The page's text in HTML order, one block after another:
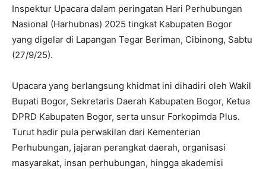
Inspektur Upacara dalam peringatan Hari Perhubungan
Nasional (Harhubnas) 2025 tingkat Kabupaten Bogor
yang digelar di Lapangan Tegar Beriman, Cibinong, Sabtu
(27/9/25).
Upacara yang berlangsung khidmat ini dihadiri oleh Wakil
Bupati Bogor, Sekretaris Daerah Kabupaten Bogor, Ketua
DPRD Kabupaten Bogor, serta unsur Forkopimda Plus.
Turut hadir pula perwakilan dari Kementerian
Perhubungan, jajaran perangkat daerah, organisasi
masyarakat, insan perhubungan, hingga akademisi